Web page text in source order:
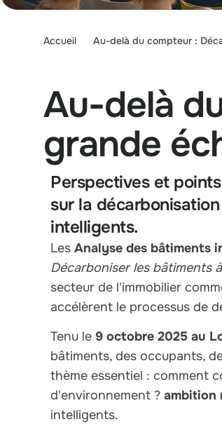
Accueil Au-delà du compteur :
Au-delà
grande
Perspectives et
sur la
intelligents.
Les Analyse des bâtiments
Décarboniser les bâtiments
secteur de l'immobilier
accélèrent le processus de
Tenu le 9 octobre 2025 au
bâtiments, des occupants,
thème essentiel : comment
d'environnement ? ambition
intelligents.